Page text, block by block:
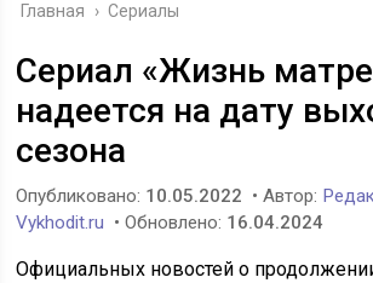
Главная › Сериалы
Сериал «Жизнь
надеется на дату
сезона
Опубликовано: 10.05.2022 • Автор:
Vykhodit.ru • Обновлено: 16.04.2024
Официальных новостей о